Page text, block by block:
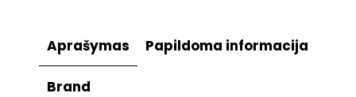
Aprašymas Papildoma informacija
Brand